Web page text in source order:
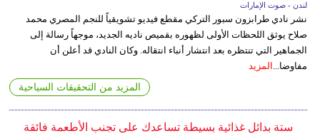
لندن - صوت الإمارات
نشر نادي طرابزون سبور التركي مقطع فيديو تشويقياً للنجم المصري محمد
صلاح يوثق اللحظات الأولى لظهوره بقميص ناديه الجديد، موجهاً رسالة إلى
الجماهير التي تنتظره بعد انتشار أنباء انتقاله. وكان النادي قد أعلن أن
مفاوضا... المزيد
المزيد من التحقيقات السياحية
ستة بدائل غذائية بسيطة تساعدك على تجنب الأطعمة فائقة